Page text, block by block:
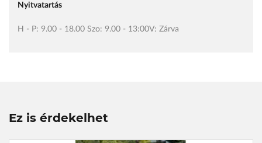
Nyitvatartás
H - P: 9.00 - 18.00 Szo: 9.00 - 13:00V: Zárva
Ez is érdekelhet